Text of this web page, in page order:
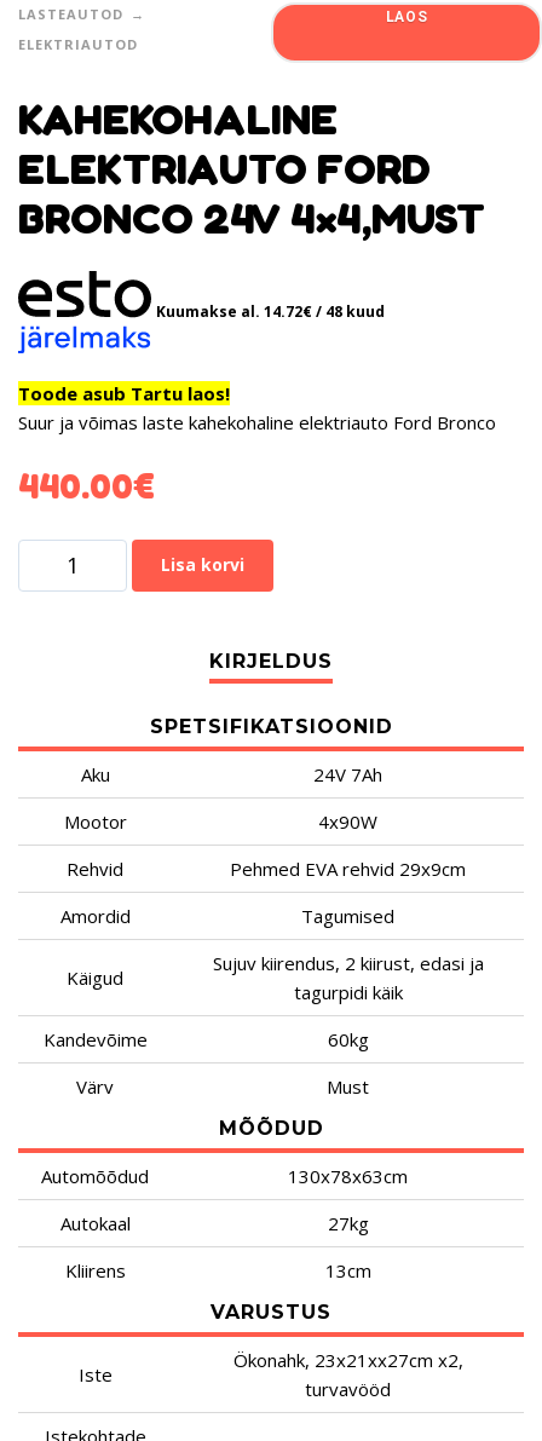
LASTEAUTOD
ELEKTRIAUTOD
LAOS
KAHEKOHALINE
ELEKTRIAUTO FORD
BRONCO 24V 4×4,MUST
Kuumakse al. 14.72€/ 48 kuud
Toode asub Tartu laos!
Suur ja võimas laste kahekohaline elektriauto Ford Bronco
440.00€
Lisa korvi
SPETSIFIKATSIOONID
Aku
24V 7Ah
Mootor
4x90W
Rehvid
Pehmed EVA rehvid 29x9cm
Amordid
Tagumised
Käigud
Sujuv kiirendus, 2 kiirust, edasi ja
tagurpidi käik
Kandevõime
60kg
Värv
Must
MÕÕDUD
Automõõdud
130x78x63cm
Autokaal
27kg
Kliirens
13cm
VARUSTUS
Iste
Ökonahk, 23x21xx27cm x2,
turvavööd